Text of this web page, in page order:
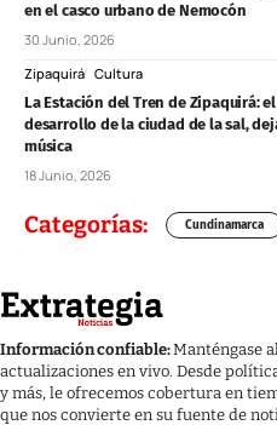
en el casco urbano de Nemocón
30 Junio, 2026
Zipaquirá Cultura
La Estación del Tren de Zipaquirá:
desarrollo de la ciudad de la sal,
música
18 Junio, 2026
Categorías: Cundinamarca
Información confiable:Manténgase
actualizaciones en vivo. Desde
y más, le ofrecemos cobertura en
que nos convierte en su fuente de